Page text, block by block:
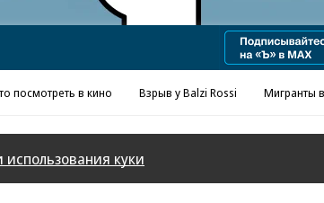
посмотреть в кино Взрыв у Balzi Rossi Мигранты
куки